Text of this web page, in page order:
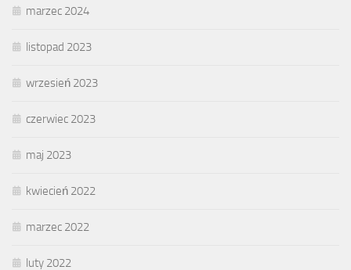
marzec 2024
listopad 2023
wrzesień 2023
czerwiec 2023
maj 2023
kwiecień 2022
marzec 2022
luty 2022